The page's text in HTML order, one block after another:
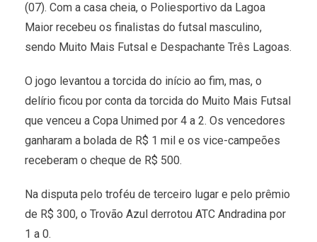
(07). Com a casa cheia, o Poliesportivo da Lagoa
Maior recebeu os finalistas do futsal masculino,
sendo Muito Mais Futsal e Despachante Três Lagoas.
O jogo levantou a torcida do início ao fim, mas, o
delírio ficou por conta da torcida do Muito Mais Futsal
que venceu a Copa Unimed por 4 a 2. Os vencedores
ganharam a bolada de R$ 1 mil e os vice-campeões
receberam o cheque de R$ 500.
Na disputa pelo troféu de terceiro lugar e pelo prêmio
de R$ 300, o Trovão Azul derrotou ATC Andradina por
1 a 0.